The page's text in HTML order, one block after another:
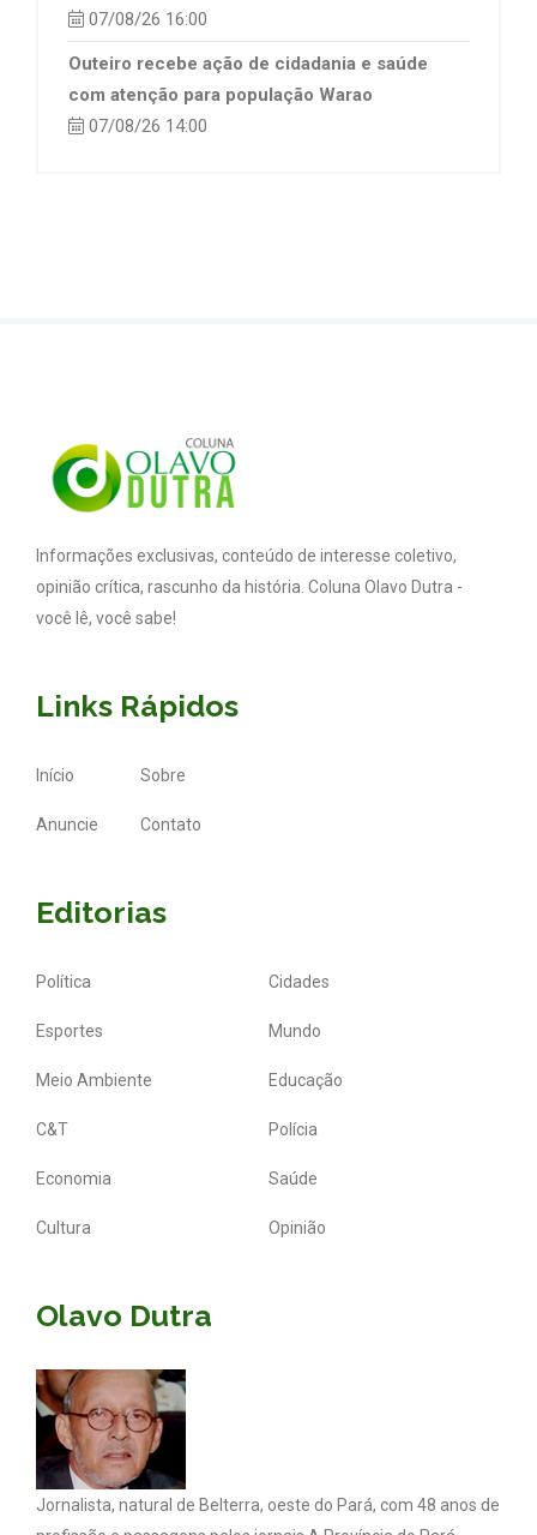
07/08/26 16:00
Outeiro recebe ação de cidadania e saúde
com atenção para população Warao
07/08/26 14:00
Informações exclusivas, conteúdo de interesse coletivo,
opinião crítica, rascunho da história. Coluna Olavo Dutra -
você lê, você sabe!
Links Rápidos
Início Sobre
Anuncie Contato
Editorias
Política Cidades
Esportes Mundo
Meio Ambiente Educação
C&T Polícia
Economia Saúde
Cultura Opinião
Olavo Dutra
Jornalista, natural de Belterra, oeste do Pará, com 48 anos de